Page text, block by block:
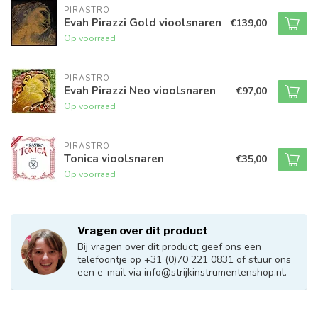
PIRASTRO
Evah Pirazzi Gold vioolsnaren
Op voorraad
€139,00
PIRASTRO
Evah Pirazzi Neo vioolsnaren
Op voorraad
€97,00
PIRASTRO
Tonica vioolsnaren
Op voorraad
€35,00
Vragen over dit product
Bij vragen over dit product; geef ons een
telefoontje op +31 (0)70 221 0831 of stuur ons
een e-mail via info@strijkinstrumentenshop.nl.